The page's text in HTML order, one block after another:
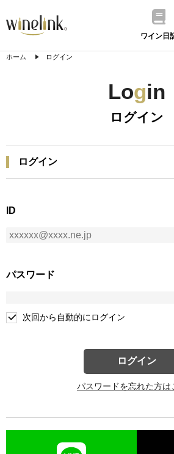
ワイン日
ホーム ログイン
Login
ログイン
ログイン
ID
パスワード
次回から自動的にログイン
ログイン
パスワードを忘れた方は